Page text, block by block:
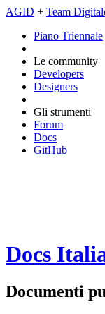
AGID + Team
Piano Triennale
Le community
Developers
Designers
Gli strumenti
Forum
Docs
GitHub
Docs
Documenti